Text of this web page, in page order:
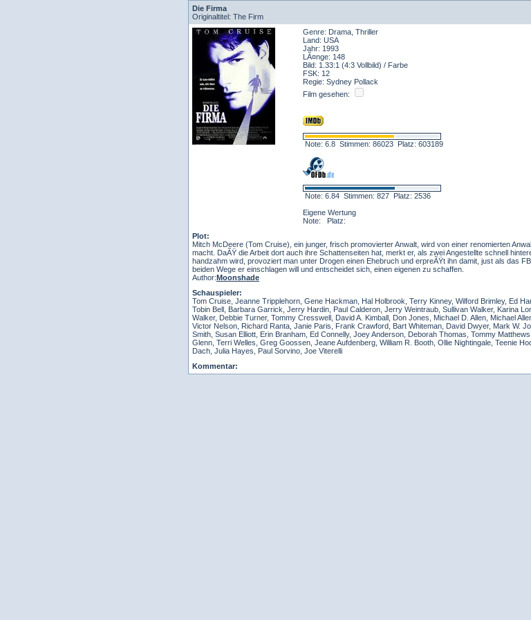
Die Firma
Originaltitel: The Firm
Genre: Drama, Thriller
Land: USA
Jahr: 1993
LÃ¤nge: 148
Bild: 1.33:1 (4:3 Vollbild) / Farbe
FSK: 12
Regie: Sydney Pollack
Film gesehen:
Note: 6.8 Stimmen: 86023 Platz: 603189
Note: 6.84 Stimmen: 827 Platz: 2536
Eigene Wertung
Note: Platz:
Plot:
Mitch McDeere (Tom Cruise), ein junger, frisch promovierter Anwalt, wird von einer renomierten
macht. DaÃŸ die Arbeit dort auch ihre Schattenseiten hat, merkt er, als zwei Angestellte schnell
handzahm wird, provoziert man unter Drogen einen Ehebruch und erpreÃŸt ihn damit, just als das
beiden Wege er einschlagen will und entscheidet sich, einen eigenen zu schaffen.
Author:Moonshade
Schauspieler:
Tom Cruise, Jeanne Tripplehorn, Gene Hackman, Hal Holbrook, Terry Kinney, Wilford Brimley, Ed
Tobin Bell, Barbara Garrick, Jerry Hardin, Paul Calderon, Jerry Weintraub, Sullivan Walker, Karina
Walker, Debbie Turner, Tommy Cresswell, David A. Kimball, Don Jones, Michael D. Allen, Michael
Victor Nelson, Richard Ranta, Janie Paris, Frank Crawford, Bart Whiteman, David Dwyer, Mark W.
Smith, Susan Elliott, Erin Branham, Ed Connelly, Joey Anderson, Deborah Thomas, Tommy
Glenn, Terri Welles, Greg Goossen, Jeane Aufdenberg, William R. Booth, Ollie Nightingale, Teenie
Dach, Julia Hayes, Paul Sorvino, Joe Viterelli
Kommentar: